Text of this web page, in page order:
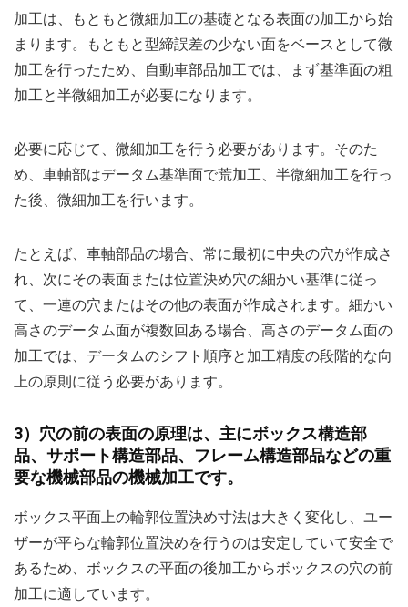
加工は、もともと微細加工の基礎となる表面の加工から始
まります。もともと型締誤差の少ない面をベースとして微
加工を行ったため、自動車部品加工では、まず基準面の粗
加工と半微細加工が必要になります。
必要に応じて、微細加工を行う必要があります。そのた
め、車軸部はデータム基準面で荒加工、半微細加工を行っ
た後、微細加工を行います。
たとえば、車軸部品の場合、常に最初に中央の穴が作成さ
れ、次にその表面または位置決め穴の細かい基準に従っ
て、一連の穴またはその他の表面が作成されます。細かい
高さのデータム面が複数回ある場合、高さのデータム面の
加工では、データムのシフト順序と加工精度の段階的な向
上の原則に従う必要があります。
3）穴の前の表面の原理は、主にボックス構造部
品、サポート構造部品、フレーム構造部品などの重
要な機械部品の機械加工です。
ボックス平面上の輪郭位置決め寸法は大きく変化し、ユー
ザーが平らな輪郭位置決めを行うのは安定していて安全で
あるため、ボックスの平面の後加工からボックスの穴の前
加工に適しています。